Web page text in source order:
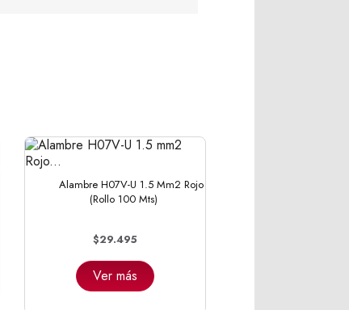
Alambre H07V-U 1.5 Mm2 Rojo
(Rollo 100 Mts)
$29.495
Ver más